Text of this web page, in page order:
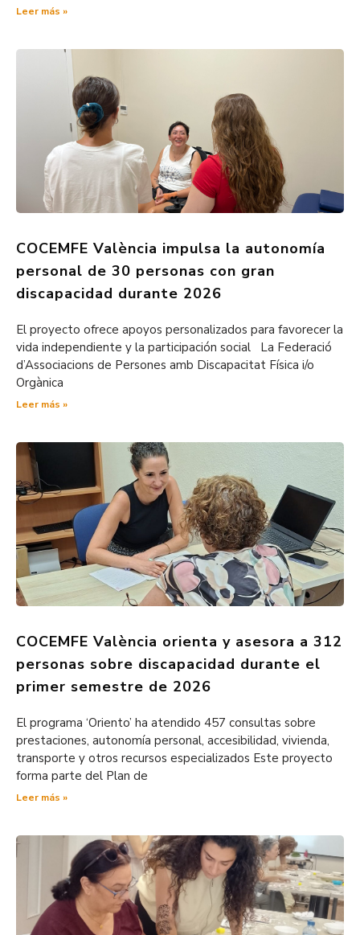
Leer más »
COCEMFE València impulsa la autonomía
personal de 30 personas con gran
discapacidad durante 2026
El proyecto ofrece apoyos personalizados para favorecer la
vida independiente y la participación social La Federació
d’Associacions de Persones amb Discapacitat Física i/o
Orgànica
Leer más »
COCEMFE València orienta y asesora a 312
personas sobre discapacidad durante el
primer semestre de 2026
El programa ‘Oriento’ ha atendido 457 consultas sobre
prestaciones, autonomía personal, accesibilidad, vivienda,
transporte y otros recursos especializados Este proyecto
forma parte del Plan de
Leer más »